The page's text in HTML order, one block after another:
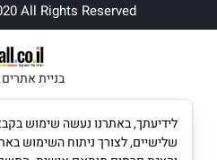
All Rights Reserved
בניית
שלישיים, לצורך ניתוח השימוש